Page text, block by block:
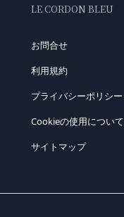
LE CORDON BLEU
お問合せ
利用規約
プライバシーポリシー
Cookieの使用について
サイトマップ